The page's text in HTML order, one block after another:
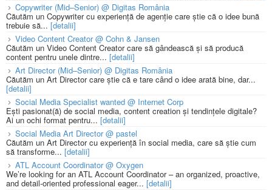
Copywriter (Mid–Senior) @ Digitas România
Căutăm un Copywriter cu experiență de agenție care știe că o idee bună
trebuie să... [detalii]
Video Content Creator @ Cohn & Jansen
Căutăm un Video Content Creator care să gândească și să producă
content pentru unele dintre... [detalii]
Art Director (Mid–Senior) @ Digitas România
Căutăm un Art Director care știe că e tare când o idee arată bine, dar...
[detalii]
Social Media Specialist wanted @ Internet Corp
Ești pasionat(ă) de social media, content creation și tendințele digitale?
Ai un ochi format pentru... [detalii]
Social Media Art Director @ pastel
Căutăm un Art Director cu experiență în social media, care să știe cum
să transforme... [detalii]
ATL Account Coordinator @ Oxygen
We’re looking for an ATL Account Coordinator – an organized, proactive,
and detail-oriented professional eager... [detalii]